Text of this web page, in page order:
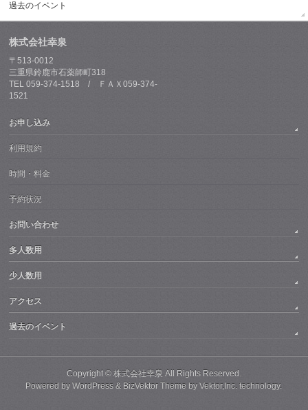
過去のイベント
株式会社幸泉
〒513-0012
三重県鈴鹿市石薬師町318
TEL 059-374-1518 / ＦＡＸ059-374-
1521
お申し込み
利用規約
時間・料金
予約状況
お問い合わせ
多人数用
少人数用
アクセス
過去のイベント
Copyright © 株式会社幸泉 All Rights Reserved.
Powered byWordPress & BizVektor Theme byVektor,Inc. technology.